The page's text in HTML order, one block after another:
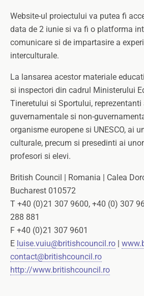
Website-ul proiectului va putea fi
data de 2 iunie si va fi o platforma
comunicare si de impartasire a
interculturale.
La lansarea acestor materiale
si inspectori din cadrul Ministerului
Tineretului si Sportului,
guvernamentale si non-
organisme europene si UNESCO, ai
culturale, precum si presedinti ai
profesori si elevi.
British Council | Romania | Calea
Bucharest 010572
T +40 (0)21 307 9600, +40 (0) 307
288 881
F +40 (0)21 307 9601
E luise.vuiu@britishcouncil.ro |
contact@britishcouncil.ro
http://www.britishcouncil.ro